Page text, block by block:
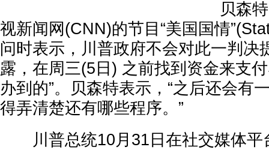
贝森特2
视新闻网(CNN)的节目“美国国情
问时表示，川普政府不会对此一判决
露，在周三(5日) 之前找到资金来支
办到的”。贝森特表示，“之后还会有
得弄清楚还有哪些程序。”
川普总统10月31日在社交媒体平